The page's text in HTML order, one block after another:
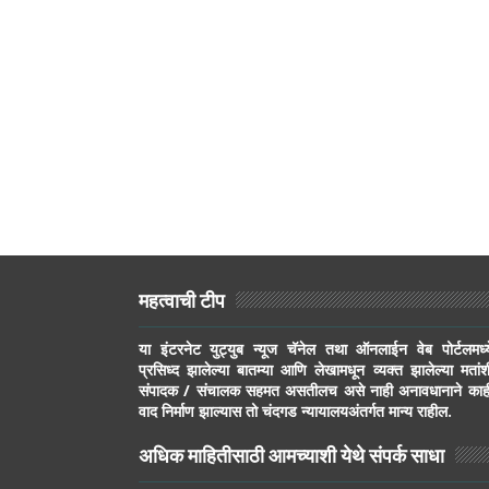
महत्वाची टीप
या इंटरनेट युट्युब न्यूज चॅनेल तथा ऑनलाईन वेब
प्रसिध्द झालेल्या बातम्या आणि लेखामधून व्यक्त झालेल्या
संपादक / संचालक सहमत असतीलच असे नाही अनावधानाने
वाद निर्माण झाल्यास तो चंदगड न्यायालयअंतर्गत मान्य राहील.
अधिक माहितीसाठी आमच्याशी येथे संपर्क साधा